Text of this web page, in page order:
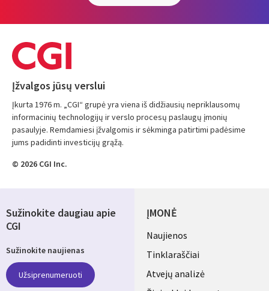
Įžvalgos jūsų verslui
Įkurta 1976 m. „CGI“ grupė yra viena iš didžiausių nepriklausomų
informacinių technologijų ir verslo procesų paslaugų įmonių
pasaulyje. Remdamiesi įžvalgomis ir sėkminga patirtimi padėsime
jums padidinti investicijų grąžą.
© 2026 CGI Inc.
ĮMONĖ
Useful
links
LITHUANIA
Naujienos
Tinklaraščiai
Atvejų analizė
Sužinokite daugiau apie
CGI
Sužinokite naujienas
Užsiprenumeruoti